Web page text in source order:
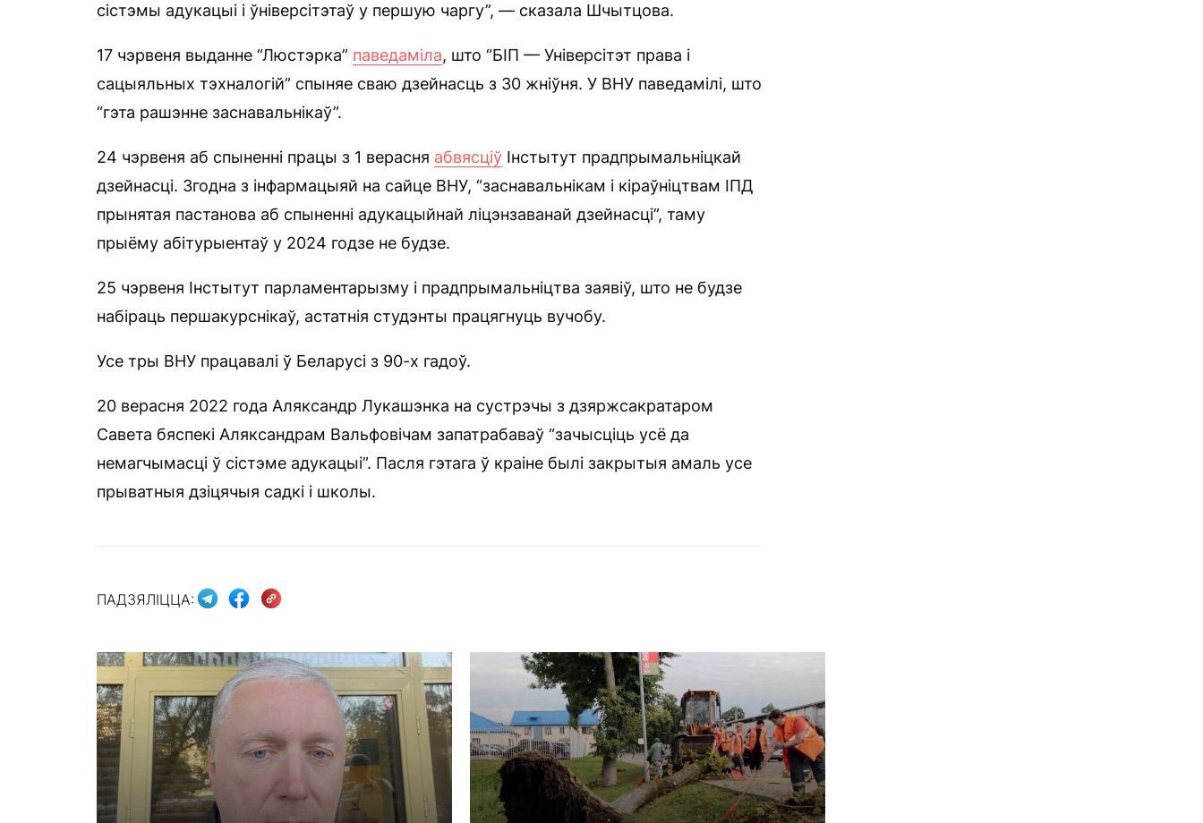
сістэмы адукацыі і ўніверсітэтаў у першую чаргу”, — сказала Шчытцова.
17 чэрвеня выданне “Люстэрка” паведаміла, што “БІП — Універсітэт права і
сацыяльных тэхналогій” спыняе сваю дзейнасць з 30 жніўня. У ВНУ паведамілі, што
“гэта рашэнне заснавальнікаў”.
24 чэрвеня аб спыненні працы з 1 верасня абвясціў Інстытут прадпрымальніцкай
дзейнасці. Згодна з інфармацыяй на сайце ВНУ, “заснавальнікам і кіраўніцтвам ІПД
прынятая пастанова аб спыненні адукацыйнай ліцэнзаванай дзейнасці”, таму
прыёму абітурыентаў у 2024 годзе не будзе.
25 чэрвеня Інстытут парламентарызму і прадпрымальніцтва заявіў, што не будзе
набіраць першакурснікаў, астатнія студэнты працягнуць вучобу.
Усе тры ВНУ працавалі ў Беларусі з 90-х гадоў.
20 верасня 2022 года Аляксандр Лукашэнка на сустрэчы з дзяржсакратаром
Савета бяспекі Аляксандрам Вальфовічам запатрабаваў “зачысціць усё да
немагчымасці ў сістэме адукацыі”. Пасля гэтага ў краіне былі закрытыя амаль усе
прыватныя дзіцячыя садкі і школы.
ПАДЗЯЛІЦЦА: